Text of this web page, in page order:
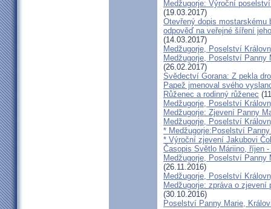
Medžugorje: Výroční
(19.03.2017)
Otevřený dopis
odpověď na veřejné šíření
(14.03.2017)
Medžugorje, Poselství
Medžugorje, Poselství Panny
(26.02.2017)
Svědectví Gorana: Z pekla
Papež jmenoval svého
Růženec a rodinný růženec
Medžugorje, Poselství
Medžugorje: Zjevení Panny
Medžugorje, Poselství
* Medžugorje:Poselství
* Výroční zjevení Jakubovi
Časopis Světlo Máriino, říjen
Medžugorje, Poselství Panny
(26.11.2016)
Medžugorje, Poselství
Medžugorje: zpráva o
(30.10.2016)
Poselství Panny Marie,